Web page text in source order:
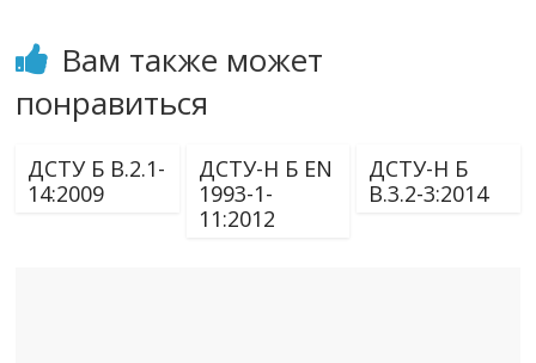
Вам также может
понравиться
ДСТУ Б В.2.1-
14:2009
ДСТУ-Н Б EN
1993-1-
11:2012
ДСТУ-Н Б
В.3.2-3:2014